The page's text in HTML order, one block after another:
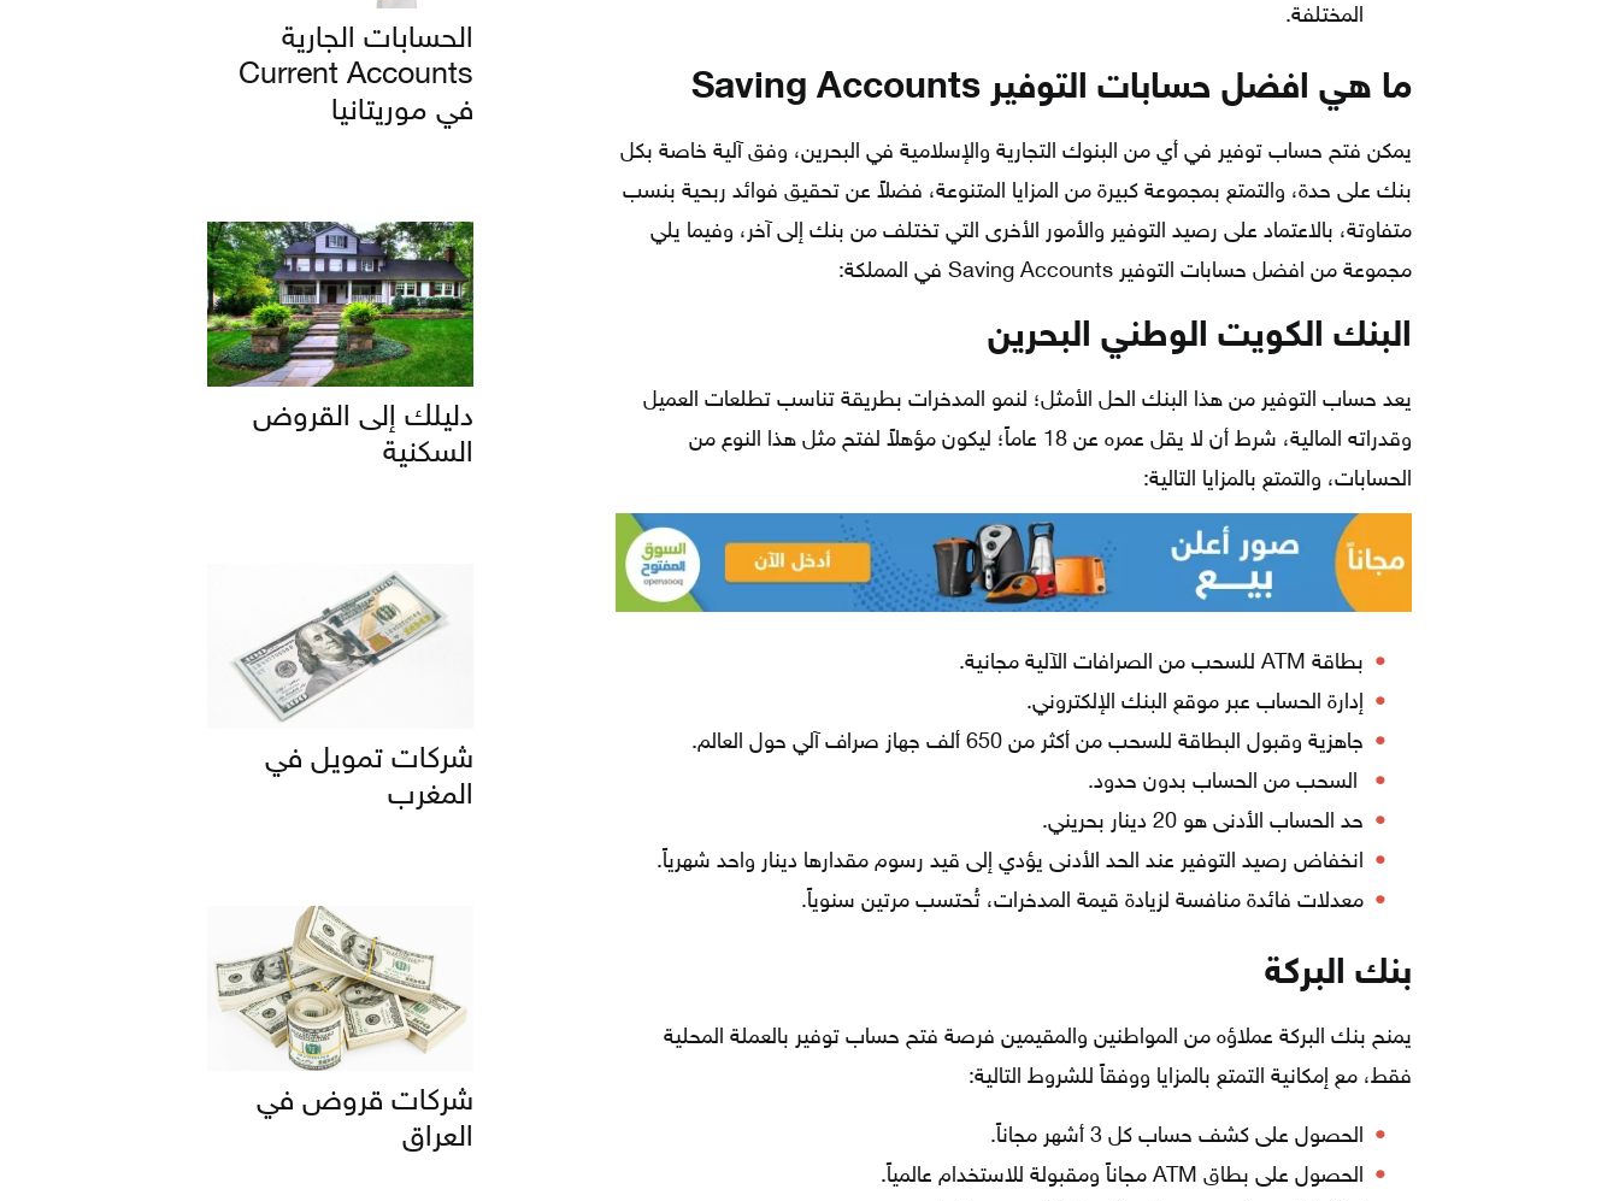
المختلفة.
ما هي افضل حسابات التوفير Saving Accounts
يمكن فتح حساب توفير في أي من البنوك التجارية والإسلامية في البحرين، وفق آلية خاصة بكل
بنك على حدة، والتمتع بمجموعة كبيرة من المزايا المتنوعة، فضلاً عن تحقيق فوائد ربحية بنسب
متفاوتة، بالاعتماد على رصيد التوفير والأمور الأخرى التي تختلف من بنك إلى آخر، وفيما يلي
مجموعة من افضل حسابات التوفير Saving Accounts في المملكة:
البنك الكويت الوطني البحرين
يعد حساب التوفير من هذا البنك الحل الأمثل؛ لنمو المدخرات بطريقة تناسب تطلعات العميل
وقدراته المالية، شرط أن لا يقل عمره عن 18 عاماً؛ ليكون مؤهلاً لفتح مثل هذا النوع من
الحسابات، والتمتع بالمزايا التالية:
بطاقة ATM للسحب من الصرافات الآلية مجانية.
إدارة الحساب عبر موقع البنك الإلكتروني.
جاهزية وقبول البطاقة للسحب من أكثر من 650 ألف جهاز صراف آلي حول العالم.
السحب من الحساب بدون حدود.
حد الحساب الأدنى هو 20 دينار بحريني.
انخفاض رصيد التوفير عند الحد الأدنى يؤدي إلى قيد رسوم مقدارها دينار واحد شهرياً.
معدلات فائدة منافسة لزيادة قيمة المدخرات، تُحتسب مرتين سنوياً.
بنك البركة
يمنح بنك البركة عملاؤه من المواطنين والمقيمين فرصة فتح حساب توفير بالعملة المحلية
فقط، مع إمكانية التمتع بالمزايا ووفقاً للشروط التالية:
الحصول على كشف حساب كل 3 أشهر مجاناً.
الحصول على بطاق ATM مجاناً ومقبولة للاستخدام عالمياً.
الحسابات الجارية
Current Accounts
في موريتانيا
دليلك إلى القروض
السكنية
شركات تمويل في
المغرب
شركات قروض في
العراق